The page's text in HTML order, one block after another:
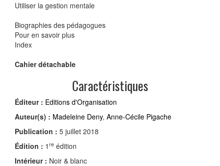
Utiliser la gestion mentale
Biographies des pédagogues
Pour en savoir plus
Index
Cahier détachable
Caractéristiques
Éditeur : Editions d'Organisation
Auteur(s) : Madeleine Deny, Anne-Cécile Pigache
Publication : 5 juillet 2018
Édition : 1 re édition
Intérieur : Noir & blanc